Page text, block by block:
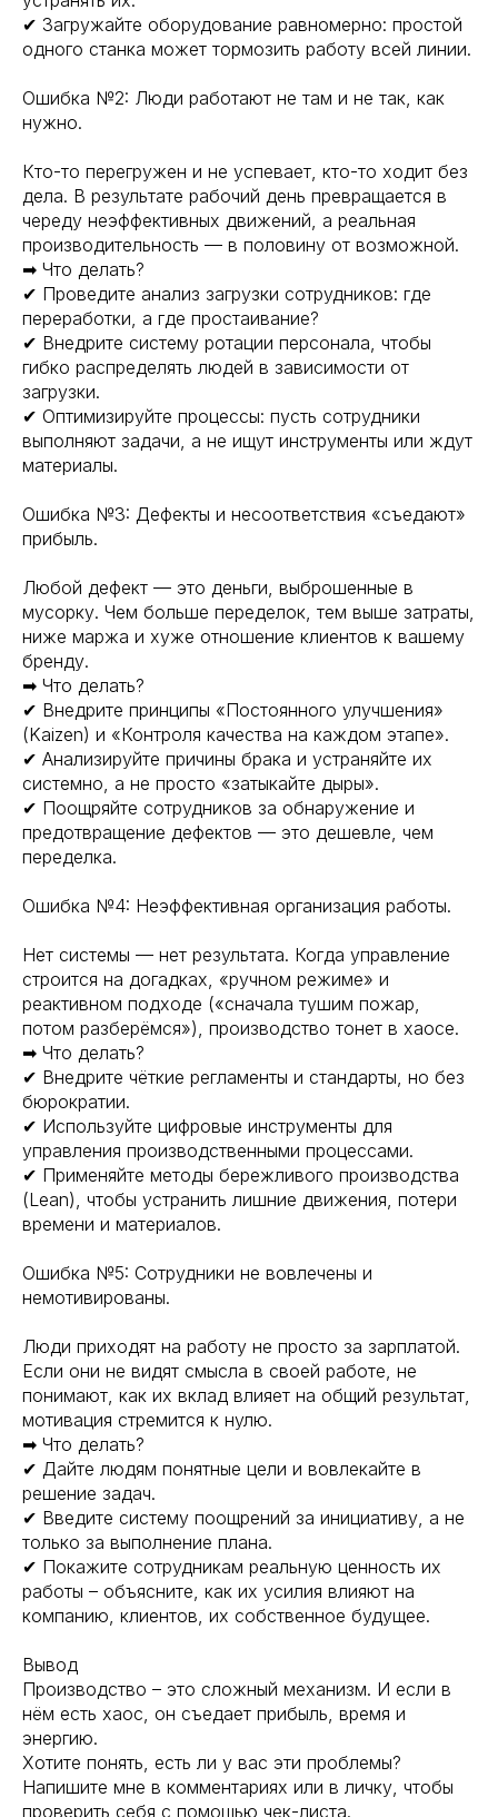
✔ Загружайте оборудование равномерно: простой
одного станка может тормозить работу всей линии.
Ошибка №2: Люди работают не там и не так, как
нужно.
Кто-то перегружен и не успевает, кто-то ходит без
дела. В результате рабочий день превращается в
череду неэффективных движений, а реальная
производительность — в половину от возможной.
➡ Что делать?
✔ Проведите анализ загрузки сотрудников: где
переработки, а где простаивание?
✔ Внедрите систему ротации персонала, чтобы
гибко распределять людей в зависимости от
загрузки.
✔ Оптимизируйте процессы: пусть сотрудники
выполняют задачи, а не ищут инструменты или ждут
материалы.
Ошибка №3: Дефекты и несоответствия «съедают»
прибыль.
Любой дефект — это деньги, выброшенные в
мусорку. Чем больше переделок, тем выше затраты,
ниже маржа и хуже отношение клиентов к вашему
бренду.
➡ Что делать?
✔ Внедрите принципы «Постоянного улучшения»
(Kaizen) и «Контроля качества на каждом этапе».
✔ Анализируйте причины брака и устраняйте их
системно, а не просто «затыкайте дыры».
✔ Поощряйте сотрудников за обнаружение и
предотвращение дефектов — это дешевле, чем
переделка.
Ошибка №4: Неэффективная организация работы.
Нет системы — нет результата. Когда управление
строится на догадках, «ручном режиме» и
реактивном подходе («сначала тушим пожар,
потом разберёмся»), производство тонет в хаосе.
➡ Что делать?
✔ Внедрите чёткие регламенты и стандарты, но без
бюрократии.
✔ Используйте цифровые инструменты для
управления производственными процессами.
✔ Применяйте методы бережливого производства
(Lean), чтобы устранить лишние движения, потери
времени и материалов.
Ошибка №5: Сотрудники не вовлечены и
немотивированы.
Люди приходят на работу не просто за зарплатой.
Если они не видят смысла в своей работе, не
понимают, как их вклад влияет на общий результат,
мотивация стремится к нулю.
➡ Что делать?
✔ Дайте людям понятные цели и вовлекайте в
решение задач.
✔ Введите систему поощрений за инициативу, а не
только за выполнение плана.
✔ Покажите сотрудникам реальную ценность их
работы – объясните, как их усилия влияют на
компанию, клиентов, их собственное будущее.
Вывод
Производство – это сложный механизм. И если в
нём есть хаос, он съедает прибыль, время и
энергию.
Хотите понять, есть ли у вас эти проблемы?
Напишите мне в комментариях или в личку, чтобы
проверить себя с помощью чек-листа.